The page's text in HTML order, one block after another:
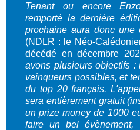
Tenant ou encore
remporté la dernière
prochaine aura donc une
(NDLR : le Néo-
décédé en décembre
avons plusieurs objectifs
vainqueurs possibles, et
du top 20 français.
sera entièrement gratuit
un prize money de 1000
faire un bel